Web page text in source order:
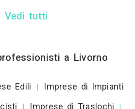
Vedi tutti
a Livorno
Edili |
Imprese di Impianti
| Imprese di Traslochi |